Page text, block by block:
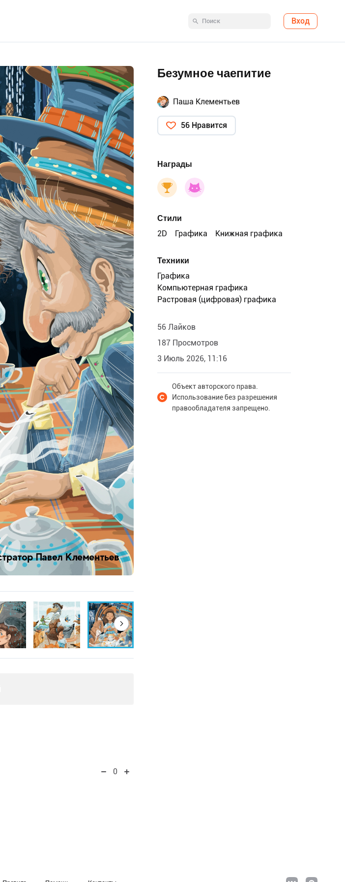
Вход
0
Безумное чаепитие
Паша Клементьев
56 Нравится
Награды
Стили
2D
Графика Книжная графика
Техники
Графика
Компьютерная графика
Растровая (цифровая) графика
56 Лайков
187 Просмотров
3 Июль 2026, 11:16
Объект авторского права.
Использование без разрешения
правообладателя запрещено.